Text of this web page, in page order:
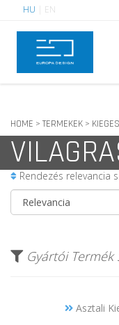
HU EN
HOME > TERMEKEK >
Rendezés relevancia
Gyártói Termék
Asztali